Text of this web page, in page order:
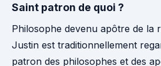
Saint patron de quoi ?
Philosophe devenu apôtre de la
Justin est traditionnellement
patron des philosophes et des